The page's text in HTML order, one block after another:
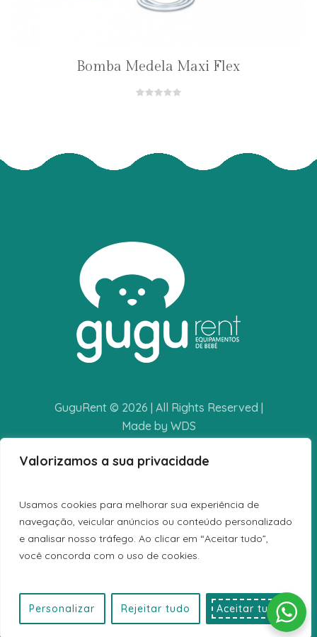
Valorizamos a sua privacidade
Usamos cookies para melhorar sua experiência de
navegação, veicular anúncios ou conteúdo personalizado
e analisar nosso tráfego. Ao clicar em “Aceitar tudo”,
você concorda com o uso de cookies.
Personalizar Rejeitar tudo Aceitar tudo
Bomba Medela Maxi Flex
GuguRent © 2026 | All Rights Reserved |
Made by WDS
TERMOS E CONDIÇÕES
LIVRO DE RECLAMAÇÕES